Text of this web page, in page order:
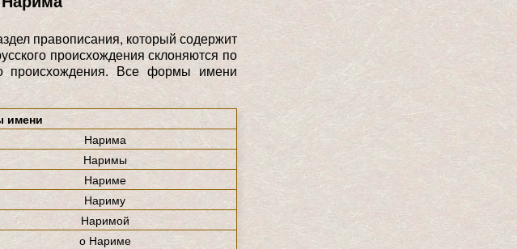
правописания, который содержит
происхождения склоняются по
происхождения. Все формы имени
имени
Нарима
Наримы
Нариме
Нариму
Наримой
о Нариме